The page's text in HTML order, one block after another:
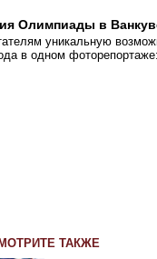
Олимпиады в
уникальную
в одном
ТАКЖЕ